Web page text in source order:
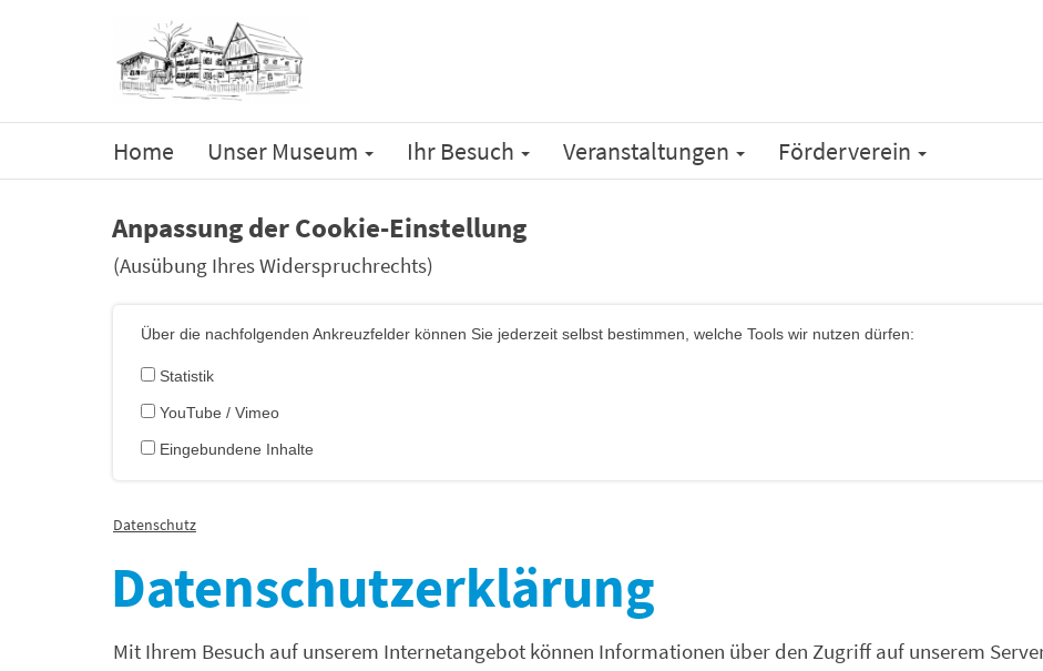
Home Unser Museum Ihr Besuch Veranstaltungen Förderverein
Anpassung der Cookie-Einstellung
(Ausübung Ihres Widerspruchrechts)
Über die nachfolgenden Ankreuzfelder können Sie jederzeit selbst bestimmen, welche Tools wir nutzen dürfen:
Statistik
YouTube / Vimeo
Eingebundene Inhalte
Datenschutz
Datenschutz­­erklärung
Mit Ihrem Besuch auf unserem Internetangebot können Informationen über den Zugriff auf unserem